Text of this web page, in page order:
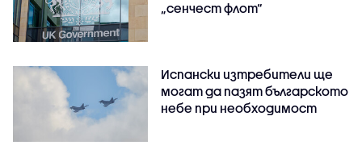
„сенчест флот“
Испански изтребители ще
могат да пазят българското
небе при необходимост